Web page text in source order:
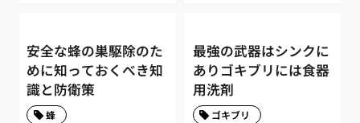
安全な蜂の巣駆除のた
めに知っておくべき知
識と防衛策
蜂
最強の武器はシンクに
ありゴキブリには食器
用洗剤
ゴキブリ